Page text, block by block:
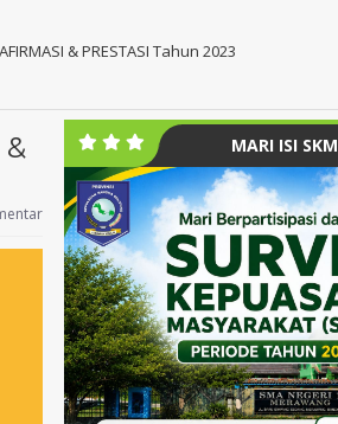
& PRESTASI Tahun 2023
&
MARI ISI